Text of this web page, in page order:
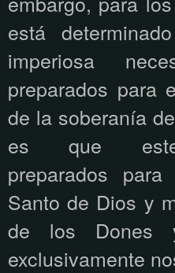
está
imperiosa
preparados para
de la soberanía
es que
preparados
Santo de Dios y
de los Dones
exclusivamente